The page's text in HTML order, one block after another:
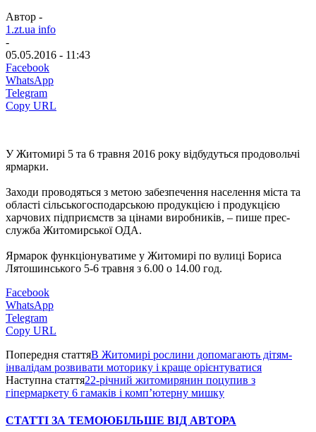
Автор -
1.zt.ua info
-
05.05.2016 - 11:43
Facebook
WhatsApp
Telegram
Copy URL
У Житомирі 5 та 6 травня 2016 року відбудуться продовольчі
ярмарки.
Заходи проводяться з метою забезпечення населення міста та
області сільськогосподарською продукцією і продукцією
харчових підприємств за цінами виробників, – пише прес-
служба Житомирської ОДА.
Ярмарок функціонуватиме у Житомирі по вулиці Бориса
Лятошинського 5-6 травня з 6.00 о 14.00 год.
Facebook
WhatsApp
Telegram
Copy URL
Попередня статтяВ Житомирі рослини допомагають дітям-
інвалідам розвивати моторику і краще орієнтуватися
Наступна стаття22-річний житомирянин поцупив з
гіпермаркету 6 гамаків і комп’ютерну мишку
СТАТТІ ЗА ТЕМОЮБІЛЬШЕ ВІД АВТОРА